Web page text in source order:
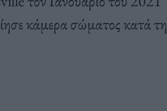
κάμερα σώματος κατά τη